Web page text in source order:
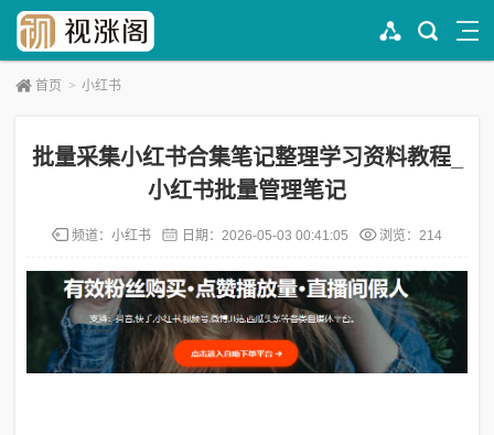
首页 > 小红书
批量采集小红书合集笔记整理学习资料教程_
小红书批量管理笔记
频道： 小红书 日期： 2026-05-03 00:41:05 浏览：214